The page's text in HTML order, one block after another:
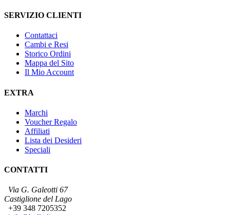
SERVIZIO CLIENTI
Contattaci
Cambi e Resi
Storico Ordini
Mappa del Sito
Il Mio Account
EXTRA
Marchi
Voucher Regalo
Affiliati
Lista dei Desideri
Speciali
CONTATTI
Via G. Galeotti 67
Castiglione del Lago
+39 348 7205352